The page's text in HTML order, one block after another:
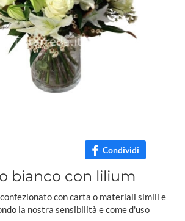
Condividi
bianco con lilium
confezionato con carta o materiali simili e
la nostra sensibilità e come d'uso